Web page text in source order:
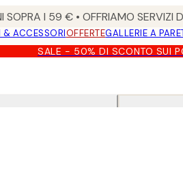
SOPRA I 59 € • OFFRIAMO
& ACCESSORIOFFERTEGALLERIE A
SALE - 50% DI SCONTO SUI